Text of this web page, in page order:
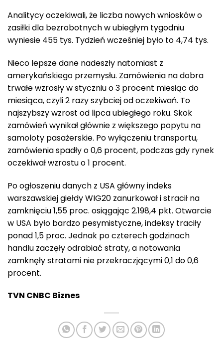
Analitycy oczekiwali, że liczba nowych wniosków o
zasiłki dla bezrobotnych w ubiegłym tygodniu
wyniesie 455 tys. Tydzień wcześniej było to 4,74 tys.
Nieco lepsze dane nadeszły natomiast z
amerykańskiego przemysłu. Zamówienia na dobra
trwałe wzrosły w styczniu o 3 procent miesiąc do
miesiąca, czyli 2 razy szybciej od oczekiwań. To
najszybszy wzrost od lipca ubiegłego roku. Skok
zamówień wynikał głównie z większego popytu na
samoloty pasażerskie. Po wyłączeniu transportu,
zamówienia spadły o 0,6 procent, podczas gdy rynek
oczekiwał wzrostu o 1 procent.
Po ogłoszeniu danych z USA główny indeks
warszawskiej giełdy WIG20 zanurkował i stracił na
zamknięciu 1,55 proc. osiągając 2.198,4 pkt. Otwarcie
w USA było bardzo pesymistyczne, indeksy traciły
ponad 1,5 proc. Jednak po czterech godzinach
handlu zaczęły odrabiać straty, a notowania
zamknęły stratami nie przekraczjącymi 0,1 do 0,6
procent.
TVN CNBC Biznes